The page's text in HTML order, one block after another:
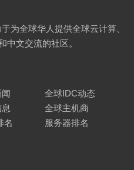
为全球华人提供全球云计算、
中文交流的社区。
全球IDC动态
全球主机商
名
服务器排名